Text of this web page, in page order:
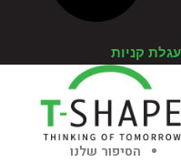
קניות
הסיפור שלנו